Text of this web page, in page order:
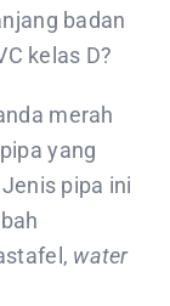
badan
kelas D?
merah
yang
pipa ini
water